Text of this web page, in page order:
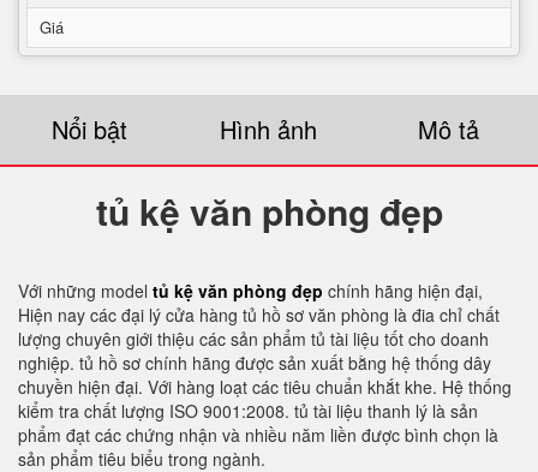
Giá
Nổi bật Hình ảnh Mô tả
tủ kệ văn phòng đẹp
Với những model tủ kệ văn phòng đẹp chính hãng hiện đại,
Hiện nay các đại lý cửa hàng tủ hồ sơ văn phòng là đia chỉ chất
lượng chuyên giới thiệu các sản phẩm tủ tài liệu tốt cho doanh
nghiệp. tủ hồ sơ chính hãng được sản xuất bằng hệ thống dây
chuyền hiện đại. Với hàng loạt các tiêu chuẩn khắt khe. Hệ thống
kiểm tra chất lượng ISO 9001:2008. tủ tài liệu thanh lý là sản
phẩm đạt các chứng nhận và nhiều năm liền được bình chọn là
sản phẩm tiêu biểu trong ngành.